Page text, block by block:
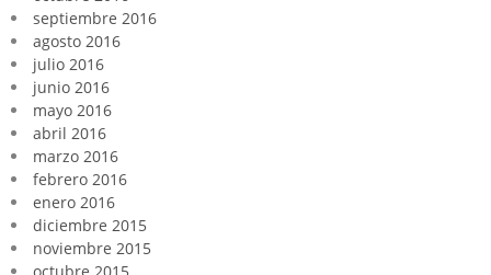
septiembre 2016
agosto 2016
julio 2016
junio 2016
mayo 2016
abril 2016
marzo 2016
febrero 2016
enero 2016
diciembre 2015
noviembre 2015